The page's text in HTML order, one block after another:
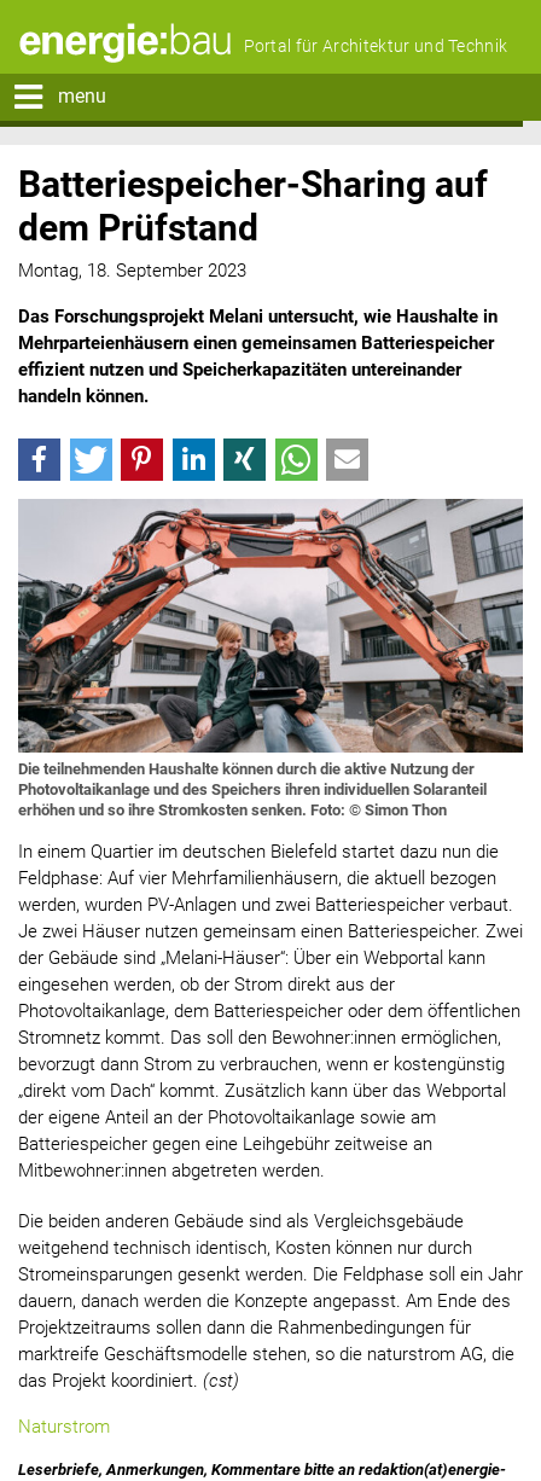
Portal für Architektur und Technik
menu
Batteriespeicher-Sharing auf
dem Prüfstand
Montag, 18. September 2023
Das Forschungsprojekt Melani untersucht, wie Haushalte in
Mehrparteienhäusern einen gemeinsamen Batteriespeicher
effizient nutzen und Speicherkapazitäten untereinander
handeln können.
Die teilnehmenden Haushalte können durch die aktive Nutzung der
Photovoltaikanlage und des Speichers ihren individuellen Solaranteil
erhöhen und so ihre Stromkosten senken. Foto: © Simon Thon
In einem Quartier im deutschen Bielefeld startet dazu nun die
Feldphase: Auf vier Mehrfamilienhäusern, die aktuell bezogen
werden, wurden PV-Anlagen und zwei Batteriespeicher verbaut.
Je zwei Häuser nutzen gemeinsam einen Batteriespeicher. Zwei
der Gebäude sind „Melani-Häuser“: Über ein Webportal kann
eingesehen werden, ob der Strom direkt aus der
Photovoltaikanlage, dem Batteriespeicher oder dem öffentlichen
Stromnetz kommt. Das soll den Bewohner:innen ermöglichen,
bevorzugt dann Strom zu verbrauchen, wenn er kostengünstig
„direkt vom Dach“ kommt. Zusätzlich kann über das Webportal
der eigene Anteil an der Photovoltaikanlage sowie am
Batteriespeicher gegen eine Leihgebühr zeitweise an
Mitbewohner:innen abgetreten werden.
Die beiden anderen Gebäude sind als Vergleichsgebäude
weitgehend technisch identisch, Kosten können nur durch
Stromeinsparungen gesenkt werden. Die Feldphase soll ein Jahr
dauern, danach werden die Konzepte angepasst. Am Ende des
Projektzeitraums sollen dann die Rahmenbedingungen für
marktreife Geschäftsmodelle stehen, so die naturstrom AG, die
das Projekt koordiniert. (cst)
Naturstrom
Leserbriefe, Anmerkungen, Kommentare bitte an redaktion(at)energie-